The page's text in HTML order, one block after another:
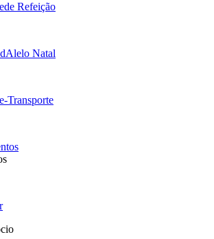
Refeição
Alelo Natal
Transporte